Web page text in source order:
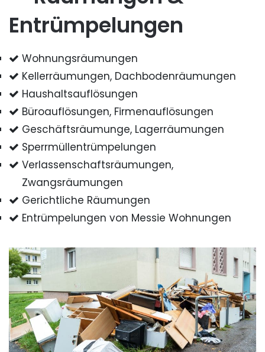
Entrümpelungen
Wohnungsräumungen
Kellerräumungen, Dachbodenräumungen
Haushaltsauflösungen
Büroauflösungen, Firmenauflösungen
Geschäftsräumunge, Lagerräumungen
Sperrmüllentrümpelungen
Verlassenschaftsräumungen,
Zwangsräumungen
Gerichtliche Räumungen
Entrümpelungen von Messie Wohnungen